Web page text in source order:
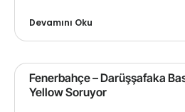
Devamını Oku
Fenerbahçe – Darüşşafaka
Yellow Soruyor